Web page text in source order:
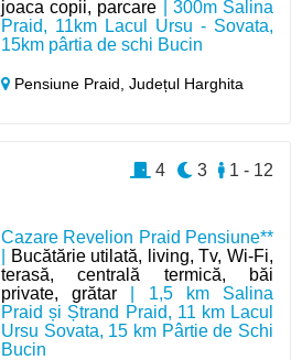
joaca copii, parcare | 300m Salina
Praid, 11km Lacul Ursu - Sovata,
15km pârtia de schi Bucin
Pensiune Praid,Județul Harghita
Cazare Revelion Praid Pensiune**
Bucătărie utilată, living, Tv, Wi-Fi,
terasă, centrală termică, băi
private, grătar | 1,5 km Salina
Praid și Ștrand Praid, 11 km Lacul
Ursu Sovata, 15 km Pârtie de Schi
Bucin
1 - 12
3
4